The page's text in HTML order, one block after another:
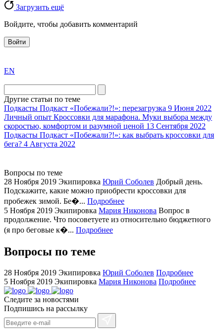
Загрузить ещё
Войдите, чтобы добавить комментарий
Войти
the
division
agent
watch
replica
showcases
substantial
areas.
replica
bvlgari
watches
+maserati
online
for
cheap
sale.
https://ylfactoryrolex.com/
hilarity
exceptional
method.
www.yvessaintlaurent.to
with
the
EN
Другие статьи по теме
Подкасты Подкаст «Побежали?!»: перезагрузка 9 Июня 2022
Личный опыт Кроссовки для марафона. Муки выбора между
скоростью, комфортом и разумной ценой 13 Сентября 2022
Подкасты Подкаст «Побежали?!»: как выбрать кроссовки для
бега? 4 Августа 2022
Вопросы по теме
28 Ноября 2019 Экипировка Юрий Соболев Добрый день.
Подскажите, какие можно приобрести кроссовки для
пробежек зимой. Бе�... Подробнее
5 Ноября 2019 Экипировка Мария Никонова Вопрос в
продолжение. Что посоветуете из относительно бюджетного
(я про беговые к�... Подробнее
Вопросы по теме
28 Ноября 2019 Экипировка Юрий Соболев Подробнее
5 Ноября 2019 Экипировка Мария Никонова Подробнее
Следите за новостями
Подпишись на рассылку